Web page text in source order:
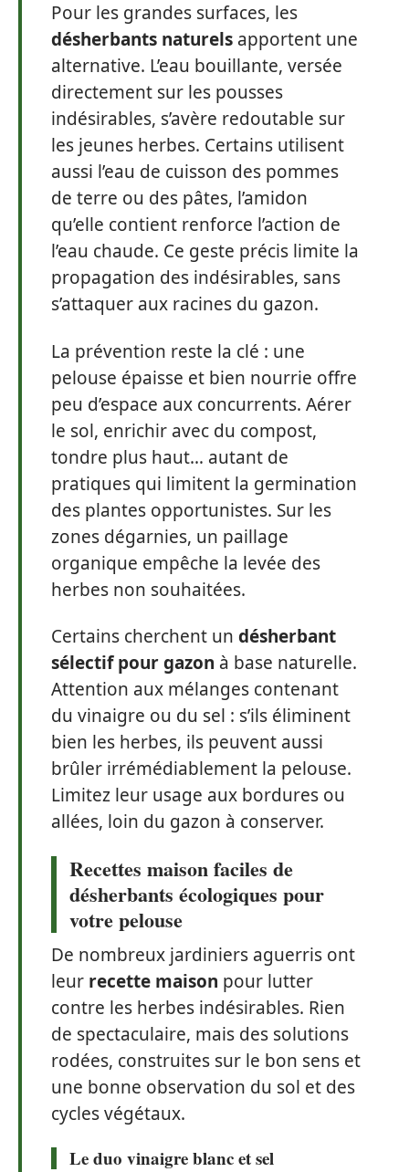
Pour les grandes surfaces, les
désherbants naturels apportent une
alternative. L’eau bouillante, versée
directement sur les pousses
indésirables, s’avère redoutable sur
les jeunes herbes. Certains utilisent
aussi l’eau de cuisson des pommes
de terre ou des pâtes, l’amidon
qu’elle contient renforce l’action de
l’eau chaude. Ce geste précis limite la
propagation des indésirables, sans
s’attaquer aux racines du gazon.
La prévention reste la clé : une
pelouse épaisse et bien nourrie offre
peu d’espace aux concurrents. Aérer
le sol, enrichir avec du compost,
tondre plus haut… autant de
pratiques qui limitent la germination
des plantes opportunistes. Sur les
zones dégarnies, un paillage
organique empêche la levée des
herbes non souhaitées.
Certains cherchent un désherbant
sélectif pour gazon à base naturelle.
Attention aux mélanges contenant
du vinaigre ou du sel : s’ils éliminent
bien les herbes, ils peuvent aussi
brûler irrémédiablement la pelouse.
Limitez leur usage aux bordures ou
allées, loin du gazon à conserver.
Recettes maison faciles de
désherbants écologiques pour
votre pelouse
De nombreux jardiniers aguerris ont
leur recette maison pour lutter
contre les herbes indésirables. Rien
de spectaculaire, mais des solutions
rodées, construites sur le bon sens et
une bonne observation du sol et des
cycles végétaux.
Le duo vinaigre blancetsel